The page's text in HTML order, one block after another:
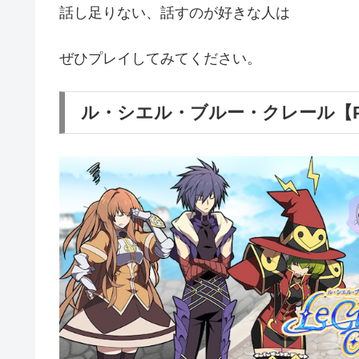
話し足りない、話すのが好きな人は
ぜひプレイしてみてください。
ル・シエル・ブルー・クレール【